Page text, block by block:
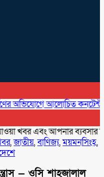
আলোচিত কনটেন্ট
এবং আপনার ব্যবসার
,জাতীয়,বাণিজ্য,ময়মনসিংহ,
— ওসি শাহজালাল